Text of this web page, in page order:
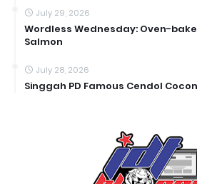
July 29, 2026
Wordless Wednesday: Oven-
Salmon
July 28, 2026
Singgah PD Famous Cendol